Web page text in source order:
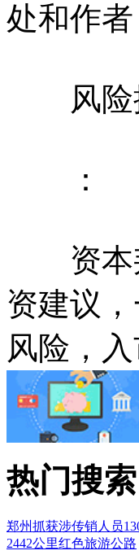
处和作
风险
：
资本邦
资建议
风险，
热门搜索
郑州抓获涉传销人员
2442公里红色旅游公路